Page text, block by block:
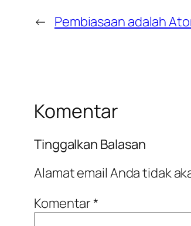
← Pembiasaan adalah
Komentar
Tinggalkan Balasan
Alamat email Anda tidak
Komentar*